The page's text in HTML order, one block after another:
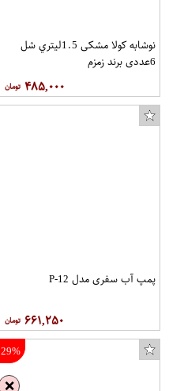
نوشابه کولا مشکی 1.5ليتري شل
6عددی برند زمزم
۴۸۵,۰۰۰
پمپ آب سفری مدل P-12
۶۶۱,۲۵۰
29%
❌